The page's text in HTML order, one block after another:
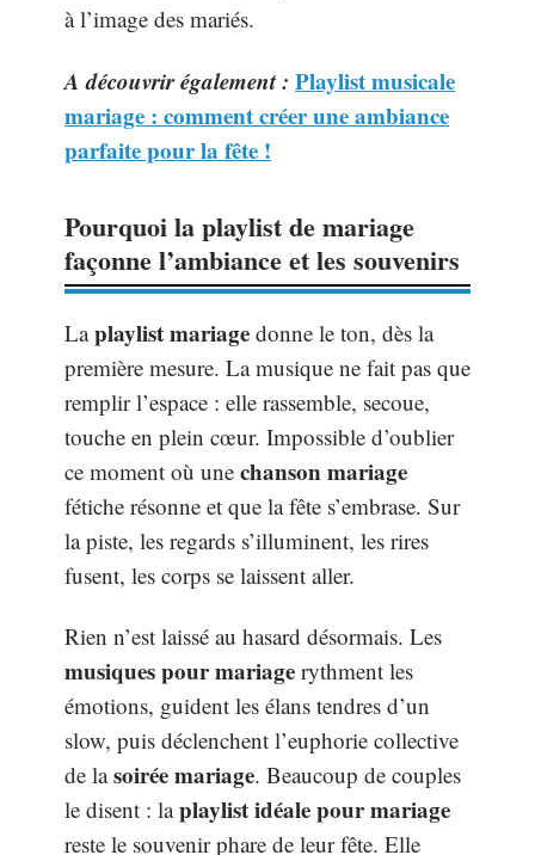
à l’image des mariés.
A découvrir également : Playlist musicale
mariage : comment créer une ambiance
parfaite pour la fête !
Pourquoi la playlist de mariage
façonne l’ambiance et les souvenirs
Laplaylist mariage donne le ton, dès la
première mesure. La musique ne fait pas que
remplir l’espace : elle rassemble, secoue,
touche en plein cœur. Impossible d’oublier
ce moment où une chanson mariage
fétiche résonne et que la fête s’embrase. Sur
la piste, les regards s’illuminent, les rires
fusent, les corps se laissent aller.
Rien n’est laissé au hasard désormais. Les
musiques pour mariage rythment les
émotions, guident les élans tendres d’un
slow, puis déclenchent l’euphorie collective
de lasoirée mariage. Beaucoup de couples
le disent : laplaylist idéale pour mariage
reste le souvenir phare de leur fête. Elle